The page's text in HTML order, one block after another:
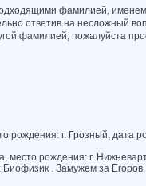
фамилией,
ответив на несложный
фамилией, пожалуйста
рождения: г. Грозный, дата
место рождения: г.
. Замужем за